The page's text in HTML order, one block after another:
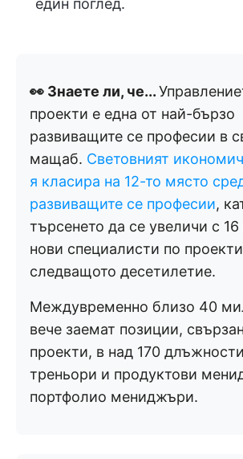
един поглед.
👀 Знаете ли, че...
проекти е една от най-бързо
развиващите се професии в
мащаб. Световният
я класира на 12-то място
развиващите се професии,
търсенето да се увеличи с
нови специалисти по
следващото десетилетие.
Междувременно близо 40
вече заемат позиции,
проекти, в над 170
треньори и продуктови
портфолио мениджъри.